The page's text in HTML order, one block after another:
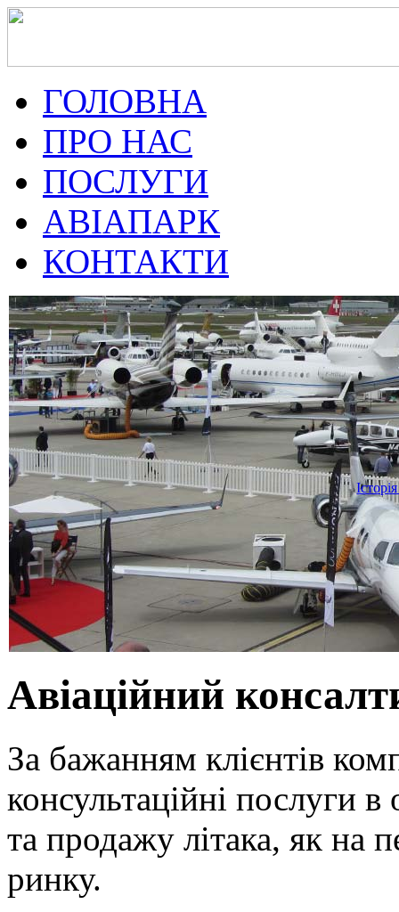
ГОЛОВНА
ПРО НАС
ПОСЛУГИ
АВІАПАРК
КОНТАКТИ
Авіаційний
За бажанням клієнтів
консультаційні послуги в
та продажу літака, як на
ринку.